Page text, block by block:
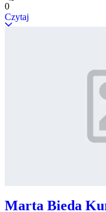
0
Czytaj
Marta Bieda